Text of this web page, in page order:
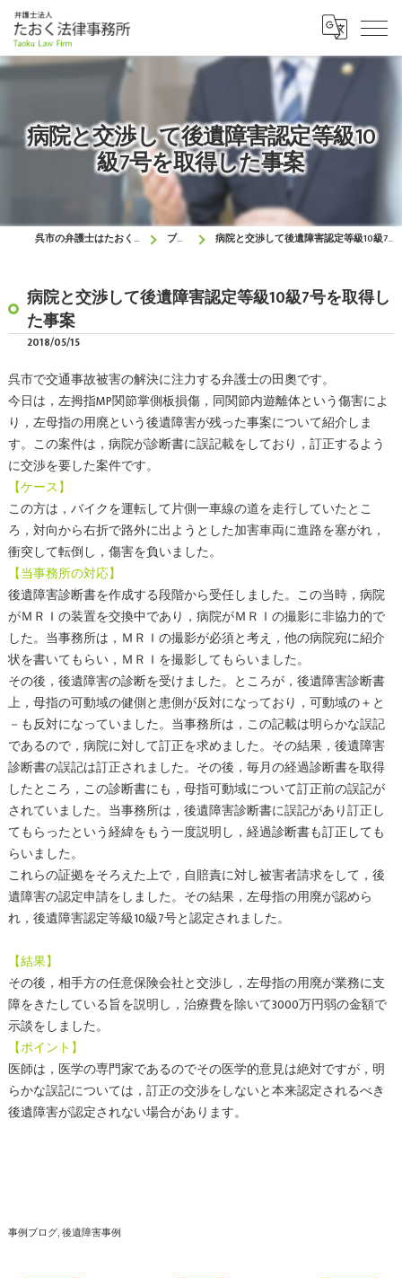
病院と交渉して後遺障害認定等級10
級7号を取得した事案
呉市の弁護士はたおく法律事務所 ブログ 病院と交渉して後遺障害認定等級10級7号を取得した事案
病院と交渉して後遺障害認定等級10級7号を取得し
た事案
2018/05/15
呉市で交通事故被害の解決に注力する弁護士の田奧です。
今日は，左拇指MP関節掌側板損傷，同関節内遊離体という傷害によ
り，左母指の用廃という後遺障害が残った事案について紹介しま
す。この案件は，病院が診断書に誤記載をしており，訂正するよう
に交渉を要した案件です。
【ケース】
この方は，バイクを運転して片側一車線の道を走行していたとこ
ろ，対向から右折で路外に出ようとした加害車両に進路を塞がれ，
衝突して転倒し，傷害を負いました。
【当事務所の対応】
後遺障害診断書を作成する段階から受任しました。この当時，病院
がＭＲＩの装置を交換中であり，病院がＭＲＩの撮影に非協力的で
した。当事務所は，ＭＲＩの撮影が必須と考え，他の病院宛に紹介
状を書いてもらい，ＭＲＩを撮影してもらいました。
その後，後遺障害の診断を受けました。ところが，後遺障害診断書
上，母指の可動域の健側と患側が反対になっており，可動域の＋と
－も反対になっていました。当事務所は，この記載は明らかな誤記
であるので，病院に対して訂正を求めました。その結果，後遺障害
診断書の誤記は訂正されました。その後，毎月の経過診断書を取得
したところ，この診断書にも，母指可動域について訂正前の誤記が
されていました。当事務所は，後遺障害診断書に誤記があり訂正し
てもらったという経緯をもう一度説明し，経過診断書も訂正しても
らいました。
これらの証拠をそろえた上で，自賠責に対し被害者請求をして，後
遺障害の認定申請をしました。その結果，左母指の用廃が認めら
れ，後遺障害認定等級10級7号と認定されました。
【結果】
その後，相手方の任意保険会社と交渉し，左母指の用廃が業務に支
障をきたしている旨を説明し，治療費を除いて3000万円弱の金額で
示談をしました。
【ポイント】
医師は，医学の専門家であるのでその医学的意見は絶対ですが，明
らかな誤記については，訂正の交渉をしないと本来認定されるべき
後遺障害が認定されない場合があります。
事例ブログ 後遺障害事例